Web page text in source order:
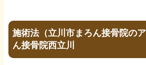
内反小趾
外脛骨
施術法（立川市まろん接骨院の
ん接骨院西立川